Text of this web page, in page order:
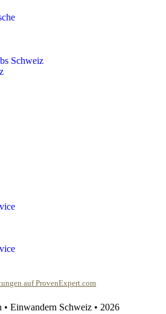
Schweiz
auf ProvenExpert.com
Einwandern Schweiz • 2026